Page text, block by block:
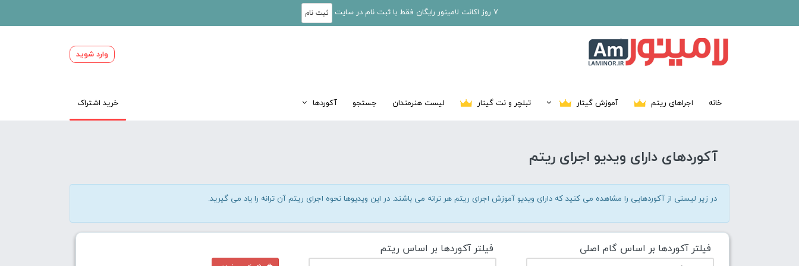
7 روز اکانت لامینور رایگان فقط با ثبت نام در سایت ثبت نام
وارد شوید
خانه اجراهای ریتم آموزش گیتار تبلچر و نت گیتار لیست هنرمندان جستجو آکوردها خرید اشتراک
آکوردهای دارای ویدیو اجرای ریتم
در زیر لیستی از آکوردهایی را مشاهده می کنید که دارای ویدیو آموزش اجرای ریتم هر ترانه می باشند. در این ویدیوها نحوه اجرای ریتم آن ترانه را یاد می گیرید.
فیلتر آکوردها بر اساس گام اصلی فیلتر آکوردها بر اساس ریتم